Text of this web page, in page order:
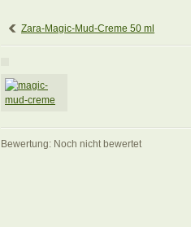
Zara-Magic-Mud-Creme 50 ml
Bewertung: Noch nicht bewertet